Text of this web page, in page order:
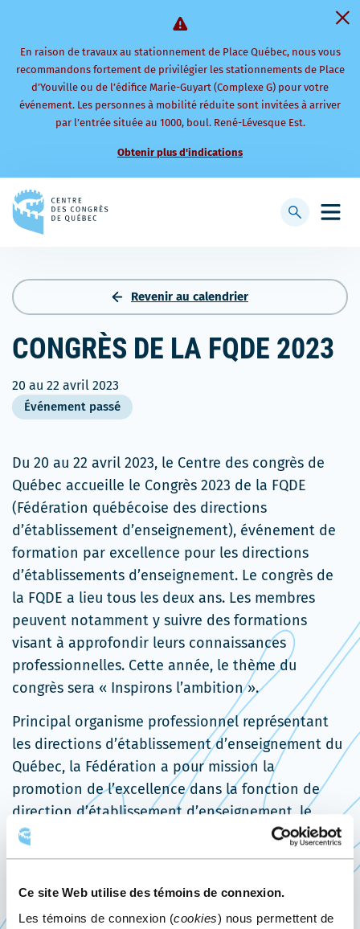
Ce site Web utilise des témoins de connexion.
Les témoins de connexion (cookies) nous permettent de
En raison de travaux au stationnement de Place Québec, nous vous
recommandons fortement de privilégier les stationnements de Place
d’Youville ou de l’édifice Marie-Guyart (Complexe G) pour votre
événement. Les personnes à mobilité réduite sont invitées à arriver
par l’entrée située au 1000, boul. René-Lévesque Est.
Obtenir plus d'indications
à
Afficher
recherche
Revenir au calendrier
CONGRÈS DE LA FQDE 2023
20 au 22 avril 2023
Événement passé
Du 20 au 22 avril 2023, le Centre des congrès de
Québec accueille le Congrès 2023 de la FQDE
(Fédération québécoise des directions
d’établissement d’enseignement), événement de
formation par excellence pour les directions
d’établissements d’enseignement. Le congrès de
la FQDE a lieu tous les deux ans. Les membres
peuvent notamment y suivre des formations
visant à approfondir leurs connaissances
professionnelles. Cette année, le thème du
congrès sera « Inspirons l’ambition ».
Principal organisme professionnel représentant
les directions d’établissement d’enseignement du
Québec, la Fédération a pour mission la
promotion de l’excellence dans la fonction de
direction d’établissement d’enseignement, le
développement professionnel ainsi que la
défense des droits.
Site web de l’événement